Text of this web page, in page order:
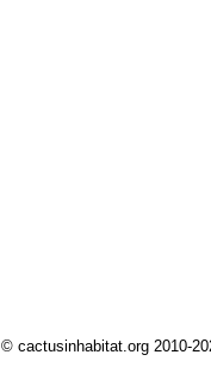
© cactusinhabitat.org 2010-